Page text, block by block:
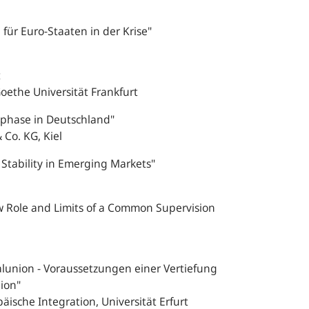
Euro-Staaten in der Krise"
Universität Frankfurt
in Deutschland"
KG, Kiel
in Emerging Markets"
Role and Limits of a Common Supervision
- Voraussetzungen einer Vertiefung
Integration, Universität Erfurt